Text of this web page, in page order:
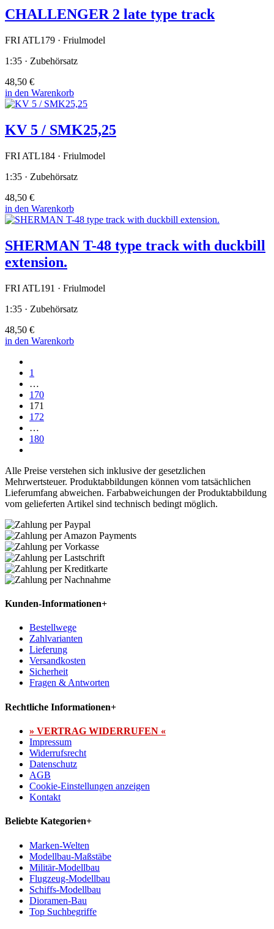
CHALLENGER 2 late type track
FRI ATL179 · Friulmodel
1:35 · Zubehörsatz
48,50 €
in den Warenkorb
KV 5 / SMK25,25
FRI ATL184 · Friulmodel
1:35 · Zubehörsatz
48,50 €
in den Warenkorb
SHERMAN T-48 type track with duckbill
extension.
FRI ATL191 · Friulmodel
1:35 · Zubehörsatz
48,50 €
in den Warenkorb
1
…
170
171
172
…
180
Alle Preise verstehen sich inklusive der gesetzlichen
Mehrwertsteuer. Produktabbildungen können vom tatsächlichen
Lieferumfang abweichen. Farbabweichungen der Produktabbildung
vom gelieferten Artikel sind technisch bedingt möglich.
Kunden-Informationen+
Bestellwege
Zahlvarianten
Lieferung
Versandkosten
Sicherheit
Fragen & Antworten
Rechtliche Informationen+
» VERTRAG WIDERRUFEN «
Impressum
Widerrufsrecht
Datenschutz
AGB
Cookie-Einstellungen anzeigen
Kontakt
Beliebte Kategorien+
Marken-Welten
Modellbau-Maßstäbe
Militär-Modellbau
Flugzeug-Modellbau
Schiffs-Modellbau
Dioramen-Bau
Top Suchbegriffe